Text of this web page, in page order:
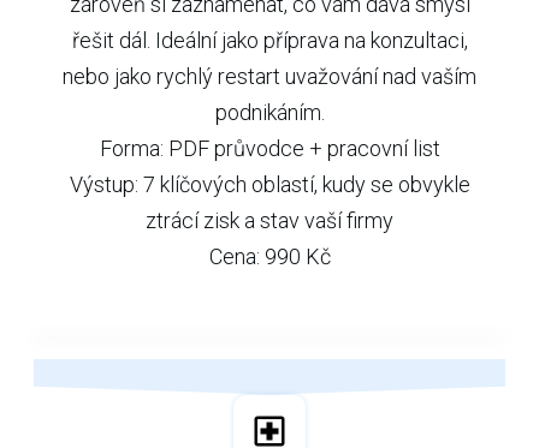
řešit dál. Ideální jako příprava na konzultaci,
nebo jako rychlý restart uvažování nad vaším
podnikáním.
Forma: PDF průvodce + pracovní list
Výstup: 7 klíčových oblastí, kudy se obvykle
ztrácí zisk a stav vaší firmy
Cena: 990 Kč